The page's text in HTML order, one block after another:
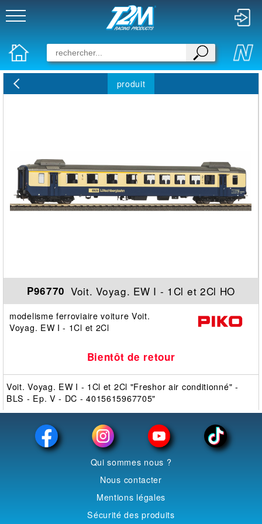
produit
P96770 Voit. Voyag. EW I - 1Cl et 2Cl HO
modelisme ferroviaire voiture Voit.
Voyag. EW I - 1Cl et 2Cl
Bientôt de retour
Voit. Voyag. EW I - 1Cl et 2Cl "Freshor air conditionné" -
BLS - Ep. V - DC - 4015615967705"
Qui sommes nous ?
Nous contacter
Mentions légales
Sécurité des produits